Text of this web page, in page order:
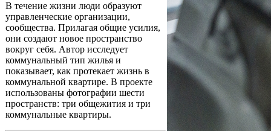
В течение жизни люди образуют
управленческие организации,
сообщества. Прилагая общие усилия,
они создают новое пространство
вокруг себя. Автор исследует
коммунальный тип жилья и
показывает, как протекает жизнь в
коммунальной квартире. В проекте
использованы фотографии шести
пространств: три общежития и три
коммунальные квартиры.